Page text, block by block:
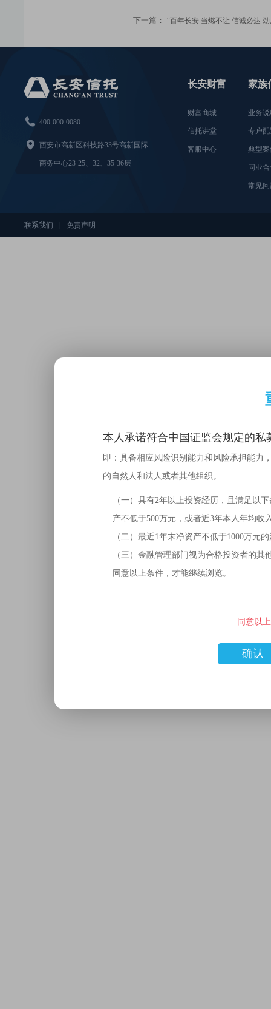
下一篇： “百年长安 当燃不让 信诚必达
 400-000-0080
 西安市高新区科技路33号高新国际
商务中心23-25、32、35-36层
长安财富
财富商城
信托讲堂
客服中心
家族
业务
专户
典型
同业
常见
联系我们 免责声明
本人承诺符合中国证监会规定的
即：具备相应风险识别能力和风险承担能力
的自然人和法人或者其他组织。
（一）具有2年以上投资经历，且满足以
产不低于500万元，或者近3年本人年均收
（二）最近1年末净资产不低于1000万元
（三）金融管理部门视为合格投资者的其
同意以上条件，才能继续浏览。
同意以
确认